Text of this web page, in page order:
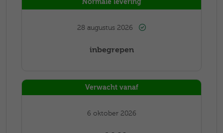
28 augustus 2026
inbegrepen
Verwacht vanaf
6 oktober 2026